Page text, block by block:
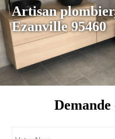
Artisan
Ezanville 95460